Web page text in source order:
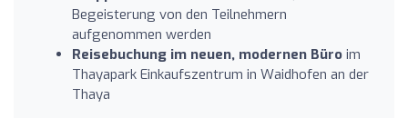
Begeisterung von den Teilnehmern
aufgenommen werden
Reisebuchung im neuen, modernen Büro im
Thayapark Einkaufszentrum in Waidhofen an der
Thaya